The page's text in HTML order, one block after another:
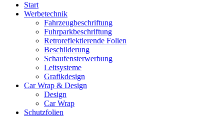
Start
Werbetechnik
Fahrzeugbeschriftung
Fuhrparkbeschriftung
Retroreflektierende Folien
Beschilderung
Schaufensterwerbung
Leitsysteme
Grafikdesign
Car Wrap & Design
Design
Car Wrap
Schutzfolien